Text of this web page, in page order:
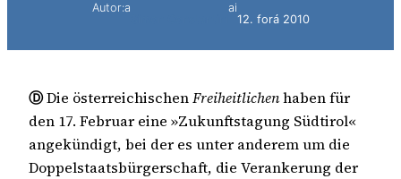
Autor:a
ai
12. forá 2010
ⒹDie österreichischenFreiheitlichenhaben für
den 17. Februar eine »Zukunftstagung Südtirol«
angekündigt, bei der es unter anderem um die
Doppelstaatsbürgerschaft, die Verankerung der